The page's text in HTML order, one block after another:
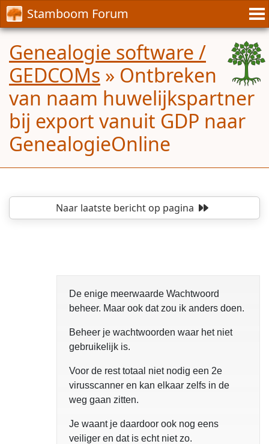
Stamboom Forum
Genealogie software /
GEDCOMs » Ontbreken
van naam huwelijkspartner
bij export vanuit GDP naar
GenealogieOnline
Naar laatste berichtop pagina
De enige meerwaarde Wachtwoord
beheer. Maar ook dat zou ik anders doen.
Beheer je wachtwoorden waar het niet
gebruikelijk is.
Voor de rest totaal niet nodig een 2e
virusscanner en kan elkaar zelfs in de
weg gaan zitten.
Je waant je daardoor ook nog eens
veiliger en dat is echt niet zo.